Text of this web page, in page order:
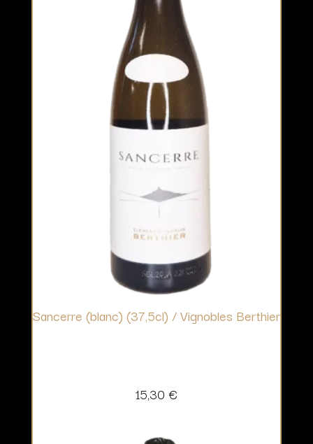
Sancerre (blanc) (37,5cl) / Vignobles Berthier
15,30 €